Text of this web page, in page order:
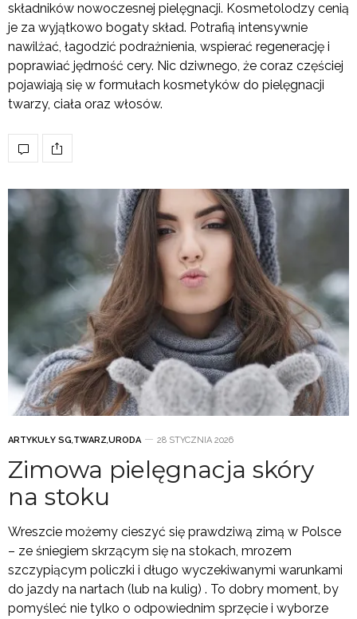
składników nowoczesnej pielęgnacji. Kosmetolodzy cenią
je za wyjątkowo bogaty skład. Potrafią intensywnie
nawilżać, łagodzić podrażnienia, wspierać regenerację i
poprawiać jędrność cery. Nic dziwnego, że coraz częściej
pojawiają się w formułach kosmetyków do pielęgnacji
twarzy, ciała oraz włosów.
ARTYKUŁY SG,TWARZ,URODA 28 STYCZNIA 2026
Zimowa pielęgnacja skóry
na stoku
Wreszcie możemy cieszyć się prawdziwą zimą w Polsce
– ze śniegiem skrzącym się na stokach, mrozem
szczypiącym policzki i długo wyczekiwanymi warunkami
do jazdy na nartach (lub na kulig) . To dobry moment, by
pomyśleć nie tylko o odpowiednim sprzęcie i wyborze